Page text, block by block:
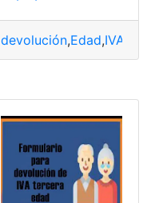
devolución,Edad,IVA